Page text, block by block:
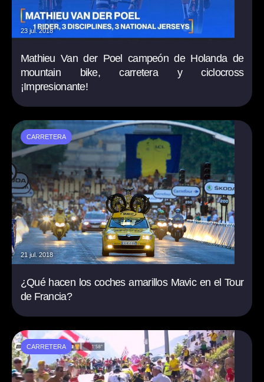
23 jul. 2018
Mathieu Van der Poel campeón de Holanda de
mountain bike, carretera y ciclocross
¡Impresionante!
CARRETERA
21 jul. 2018
¿Qué hacen los coches amarillos Mavic en el Tour
de Francia?
CARRETERA